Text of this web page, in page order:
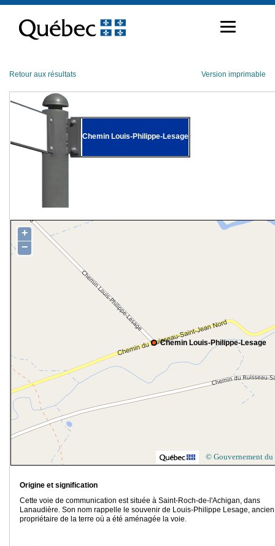
contenu
Retour aux résultats Version imprimable
Chemin Louis-Philippe-Lesage
Chemin Louis-Philippe-Lesage
+
−
© Gouvernement du
Origine et signification
Cette voie de communication est située à Saint-Roch-de-l'Achigan, dans
Lanaudière. Son nom rappelle le souvenir de Louis-Philippe Lesage, ancien
propriétaire de la terre où a été aménagée la voie.